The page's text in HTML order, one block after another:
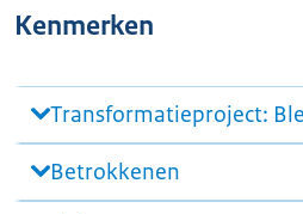
Kenmerken
Transformatieproject:
Betrokkenen